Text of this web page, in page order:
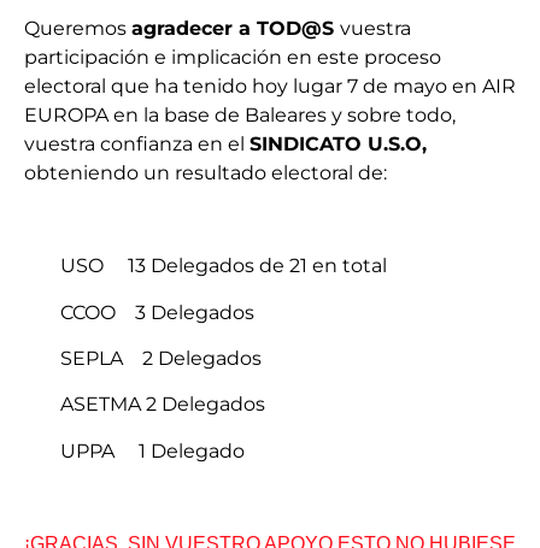
Queremos agradecer a TOD@S vuestra
participación e implicación en este proceso
electoral que ha tenido hoy lugar 7 de mayo en AIR
EUROPA en la base de Baleares y sobre todo,
vuestra confianza en el SINDICATO U.S.O,
obteniendo un resultado electoral de:
USO 13 Delegados de 21 en total
CCOO 3 Delegados
SEPLA 2 Delegados
ASETMA 2 Delegados
UPPA 1 Delegado
¡GRACIAS, SIN VUESTRO APOYO ESTO NO HUBIESE